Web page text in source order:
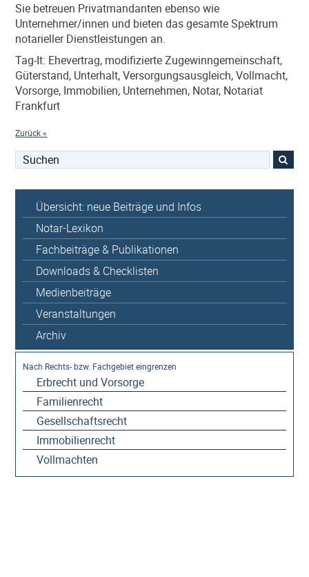
Sie betreuen Privatmandanten ebenso wie
Unternehmer/innen und bieten das gesamte Spektrum
notarieller Dienstleistungen an.
Tag-It: Ehevertrag, modifizierte Zugewinngemeinschaft,
Güterstand, Unterhalt, Versorgungsausgleich, Vollmacht,
Vorsorge, Immobilien, Unternehmen, Notar, Notariat
Frankfurt
Zurück «
Suchen
Übersicht: neue Beiträge und Infos
Notar-Lexikon
Fachbeiträge & Publikationen
Downloads & Checklisten
Medienbeiträge
Veranstaltungen
Archiv
Erbrecht und Vorsorge
Familienrecht
Gesellschaftsrecht
Immobilienrecht
Vollmachten